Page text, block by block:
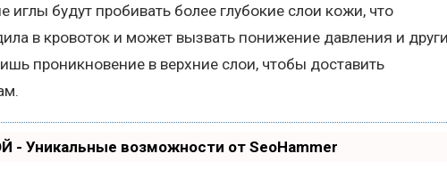
будут пробивать более глубокие слои кожи, что
в кровоток и может вызвать понижение давления и
проникновение в верхние слои, чтобы доставить
Уникальные возможности от SeoHammer